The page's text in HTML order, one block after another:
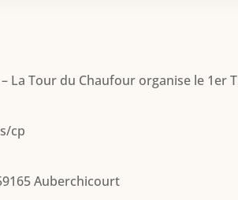
La Tour du Chaufour organise le 1er
cp
Auberchicourt